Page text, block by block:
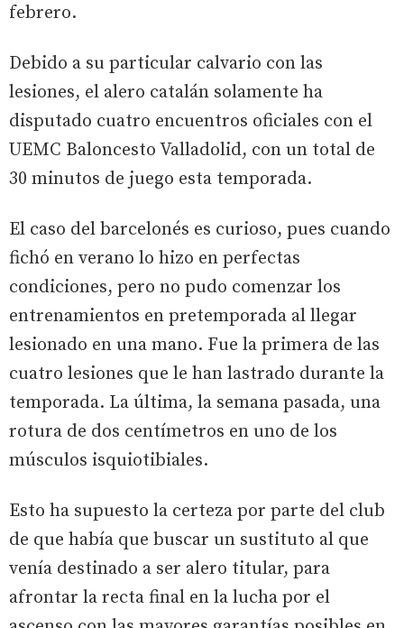
febrero.
Debido a su particular calvario con las
lesiones, el alero catalán solamente ha
disputado cuatro encuentros oficiales con el
UEMC Baloncesto Valladolid, con un total de
30 minutos de juego esta temporada.
El caso del barcelonés es curioso, pues cuando
fichó en verano lo hizo en perfectas
condiciones, pero no pudo comenzar los
entrenamientos en pretemporada al llegar
lesionado en una mano. Fue la primera de las
cuatro lesiones que le han lastrado durante la
temporada. La última, la semana pasada, una
rotura de dos centímetros en uno de los
músculos isquiotibiales.
Esto ha supuesto la certeza por parte del club
de que había que buscar un sustituto al que
venía destinado a ser alero titular, para
afrontar la recta final en la lucha por el